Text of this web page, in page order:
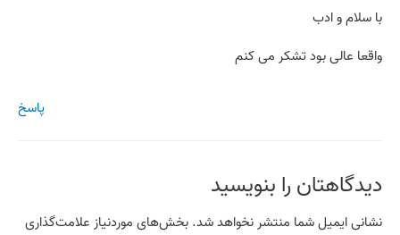
با سلام و ادب
واقعا عالی بود تشکر می کنم
پاسخ
دیدگاهتان را بنویسید
نشانی ایمیل شما منتشر نخواهد شد. بخش‌های موردنیاز علامت‌گذاری